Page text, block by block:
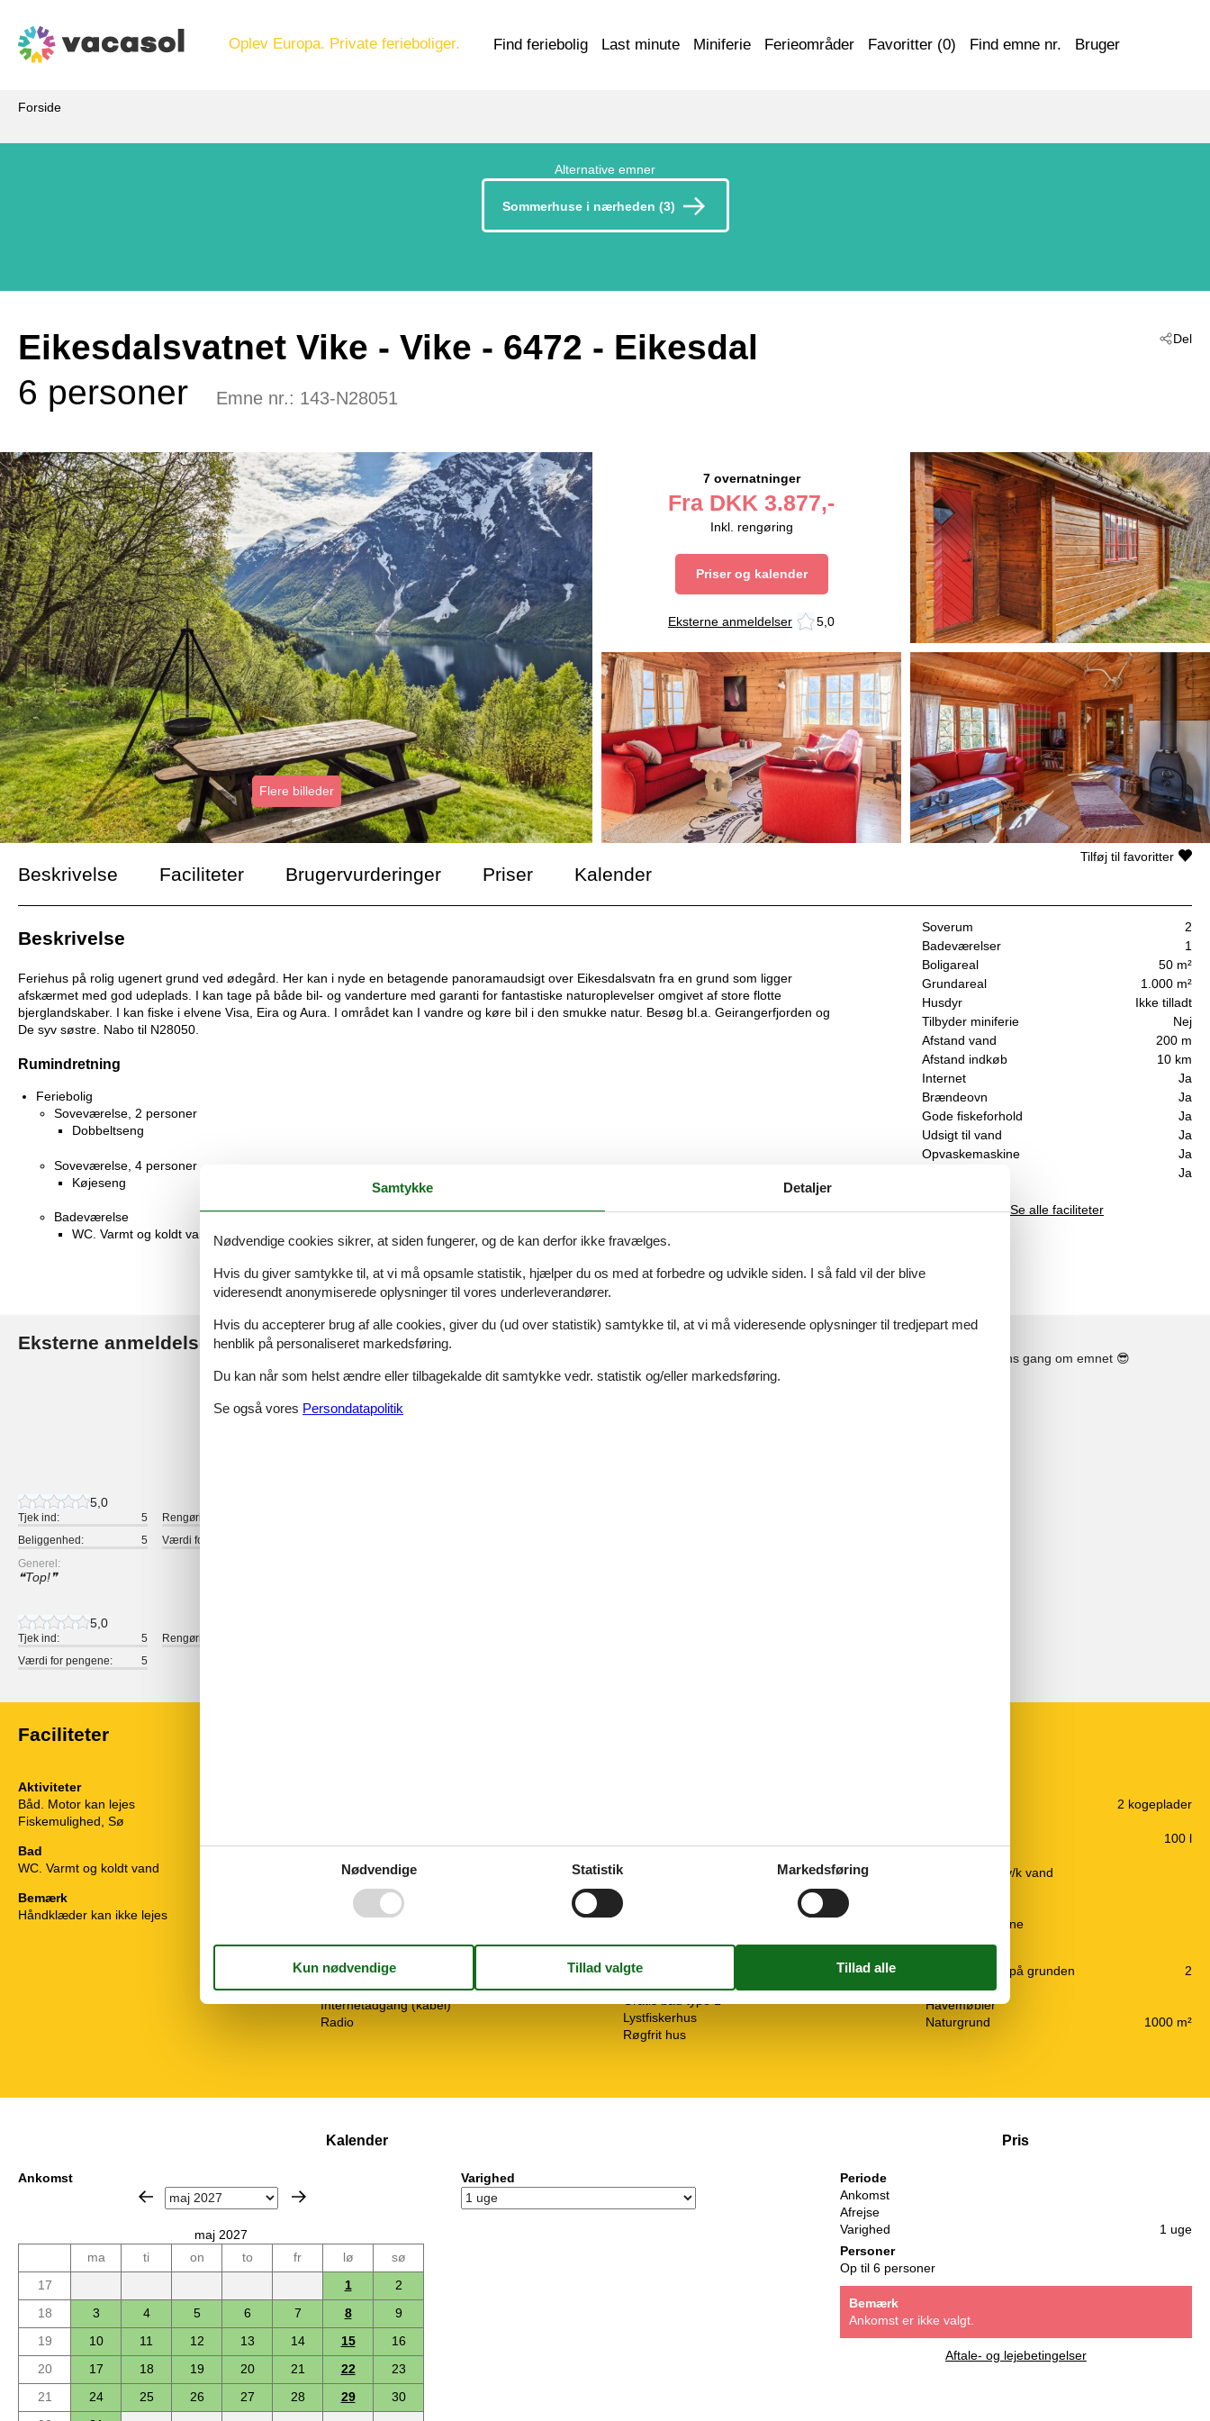
Oplev Europa. Private ferieboliger. Find feriebolig Last minute Miniferie Ferieområder Favoritter (0) Find emne nr. Bruger
Forside
Alternative emner
Sommerhuse i nærheden (3)
Del
Eikesdalsvatnet Vike - Vike - 6472 - Eikesdal
6 personer
Emne nr.: 143-N28051
Flere billeder
7 overnatninger
Fra DKK 3.877,-
Inkl. rengøring
Priser og kalender
Eksterne anmeldelser 5,0
Beskrivelse Faciliteter Brugervurderinger Priser Kalender
Soverum
2
Badeværelser
1
Boligareal
50 m²
Grundareal
1.000 m²
Husdyr
Ikke tilladt
Tilbyder miniferie
Nej
Afstand vand
200 m
Afstand indkøb
10 km
Internet
Ja
Brændeovn
Ja
Gode fiskeforhold
Ja
Udsigt til vand
Ja
Opvaskemaskine
Ja
Ja
Se alle faciliteter
Tilføj til favoritter
Beskrivelse
Feriehus på rolig ugenert grund ved ødegård. Her kan i nyde en betagende panoramaudsigt over Eikesdalsvatn fra en grund som ligger
afskærmet med god udeplads. I kan tage på både bil- og vanderture med garanti for fantastiske naturoplevelser omgivet af store flotte
bjerglandskaber. I kan fiske i elvene Visa, Eira og Aura. I området kan I vandre og køre bil i den smukke natur. Besøg bl.a. Geirangerfjorden og
De syv søstre. Nabo til N28050.
Rumindretning
Feriebolig
Soveværelse, 2 personer
Dobbeltseng
Soveværelse, 4 personer
Køjeseng
Badeværelse
WC. Varmt og koldt vand, Bruser
Eksterne anmeldelser Vores gæsteanmeldelserEksterne anmeldelser
5,0
5,0
Tjek ind: 5 Rengøring:
Beliggenhed:
5 Værdi for pengene:
Generel:
Top!
5,0
Tjek ind: 5 Rengøring:
Værdi for pengene:
5
Se solens gang om emnet 😎
Faciliteter
Aktiviteter
Båd. Motor kan lejes
Fiskemulighed, Sø
Bad
WC. Varmt og koldt vand
Bemærk
Håndklæder kan ikke lejes
Helårsisoleret
Kæledyr Nej
Opvarmning, Elvarme
El artikler
1 TV
Internetadgang (kabel)
Radio
25 m
Lystfiskerhus
Røgfrit hus
2 kogeplader
100 l
Køkkenet har v/k vand
Opvaskemaskine
Gratis p-plads på grunden
2
Grill
Havemøbler
Naturgrund
1000 m²
Kalender
Ankomst
maj 2027
ma
ti on to fr lø
sø
17
1
2
18
3 4 5 6 7 8
9
19
10 11 12 13 14 15
16
20
17 18 19 20 21 22
23
21
24 25 26 27 28 29
30
Varighed
Pris
Periode
Ankomst
Afrejse
Varighed
1 uge
Personer
Op til 6 personer
Bemærk
Ankomst er ikke valgt.
Aftale- og lejebetingelser
Samtykke Detaljer
Nødvendige cookies sikrer, at siden fungerer, og de kan derfor ikke fravælges.
Hvis du giver samtykke til, at vi må opsamle statistik, hjælper du os med at forbedre og udvikle siden. I så fald vil der blive
videresendt anonymiserede oplysninger til vores underleverandører.
Hvis du accepterer brug af alle cookies, giver du (ud over statistik) samtykke til, at vi må videresende oplysninger til tredjepart med
henblik på personaliseret markedsføring.
Du kan når som helst ændre eller tilbagekalde dit samtykke vedr. statistik og/eller markedsføring.
Se også vores Persondatapolitik
Nødvendige Statistik Markedsføring